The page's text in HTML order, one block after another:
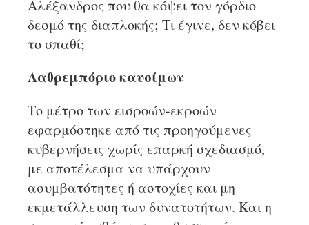
Αλέξανδρος που θα κόψει τον γόρδιο
δεσμό της διαπλοκής; Τι έγινε, δεν κόβει
το σπαθί;
Λαθρεμπόριο καυσίμων
Το μέτρο των εισροών-εκροών
εφαρμόστηκε από τις προηγούμενες
κυβερνήσεις χωρίς επαρκή σχεδιασμό,
με αποτέλεσμα να υπάρχουν
ασυμβατότητες ή αστοχίες και μη
εκμετάλλευση των δυνατοτήτων. Και η